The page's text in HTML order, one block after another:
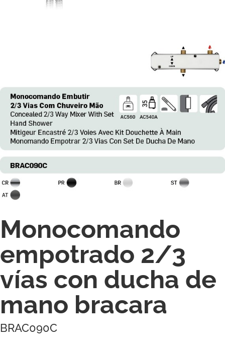
Monocomando
empotrado 2/3
vías con ducha de
mano bracara
BRAC090C